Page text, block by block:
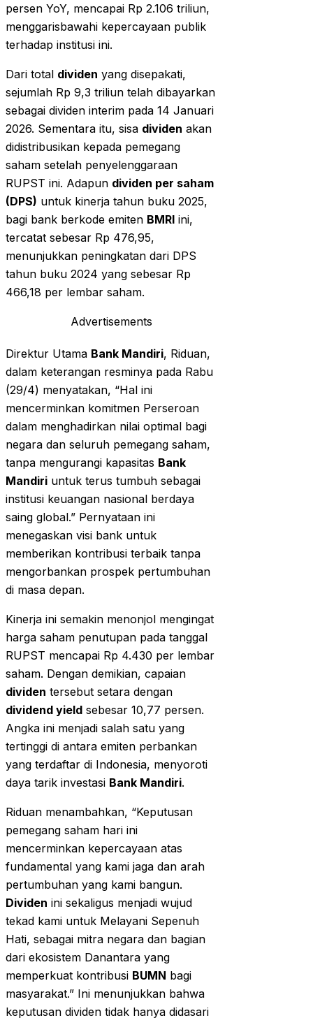
persen YoY, mencapai Rp 2.106 triliun,
menggarisbawahi kepercayaan publik
terhadap institusi ini.
Dari total dividen yang disepakati,
sejumlah Rp 9,3 triliun telah dibayarkan
sebagai dividen interim pada 14 Januari
2026. Sementara itu, sisa dividen akan
didistribusikan kepada pemegang
saham setelah penyelenggaraan
RUPST ini. Adapun dividen per saham
(DPS) untuk kinerja tahun buku 2025,
bagi bank berkode emiten BMRI ini,
tercatat sebesar Rp 476,95,
menunjukkan peningkatan dari DPS
tahun buku 2024 yang sebesar Rp
466,18 per lembar saham.
Advertisements
Direktur Utama Bank Mandiri, Riduan,
dalam keterangan resminya pada Rabu
(29/4) menyatakan, “Hal ini
mencerminkan komitmen Perseroan
dalam menghadirkan nilai optimal bagi
negara dan seluruh pemegang saham,
tanpa mengurangi kapasitas Bank
Mandiri untuk terus tumbuh sebagai
institusi keuangan nasional berdaya
saing global.” Pernyataan ini
menegaskan visi bank untuk
memberikan kontribusi terbaik tanpa
mengorbankan prospek pertumbuhan
di masa depan.
Kinerja ini semakin menonjol mengingat
harga saham penutupan pada tanggal
RUPST mencapai Rp 4.430 per lembar
saham. Dengan demikian, capaian
dividen tersebut setara dengan
dividend yield sebesar 10,77 persen.
Angka ini menjadi salah satu yang
tertinggi di antara emiten perbankan
yang terdaftar di Indonesia, menyoroti
daya tarik investasi Bank Mandiri.
Riduan menambahkan, “Keputusan
pemegang saham hari ini
mencerminkan kepercayaan atas
fundamental yang kami jaga dan arah
pertumbuhan yang kami bangun.
Dividen ini sekaligus menjadi wujud
tekad kami untuk Melayani Sepenuh
Hati, sebagai mitra negara dan bagian
dari ekosistem Danantara yang
memperkuat kontribusi BUMN bagi
masyarakat.” Ini menunjukkan bahwa
keputusan dividen tidak hanya didasari